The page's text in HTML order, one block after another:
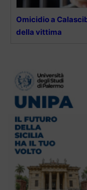
Omicidio a
della vittima